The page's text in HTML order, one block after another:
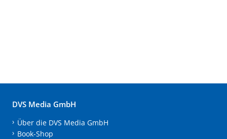
DVS Media GmbH
Über die DVS Media GmbH
Book-Shop